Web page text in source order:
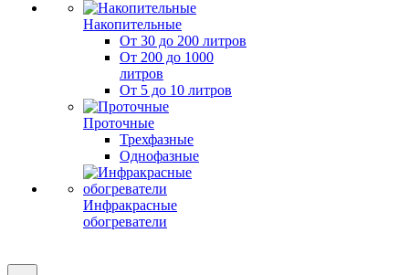
Накопительные
От 30 до 200 литров
От 200 до 1000
литров
От 5 до 10 литров
Проточные
Трехфазные
Однофазные
Инфракрасные
обогреватели